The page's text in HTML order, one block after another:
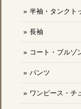
半袖・タンクト
長袖
コート・ブルゾ
パンツ
ワンピース・チ